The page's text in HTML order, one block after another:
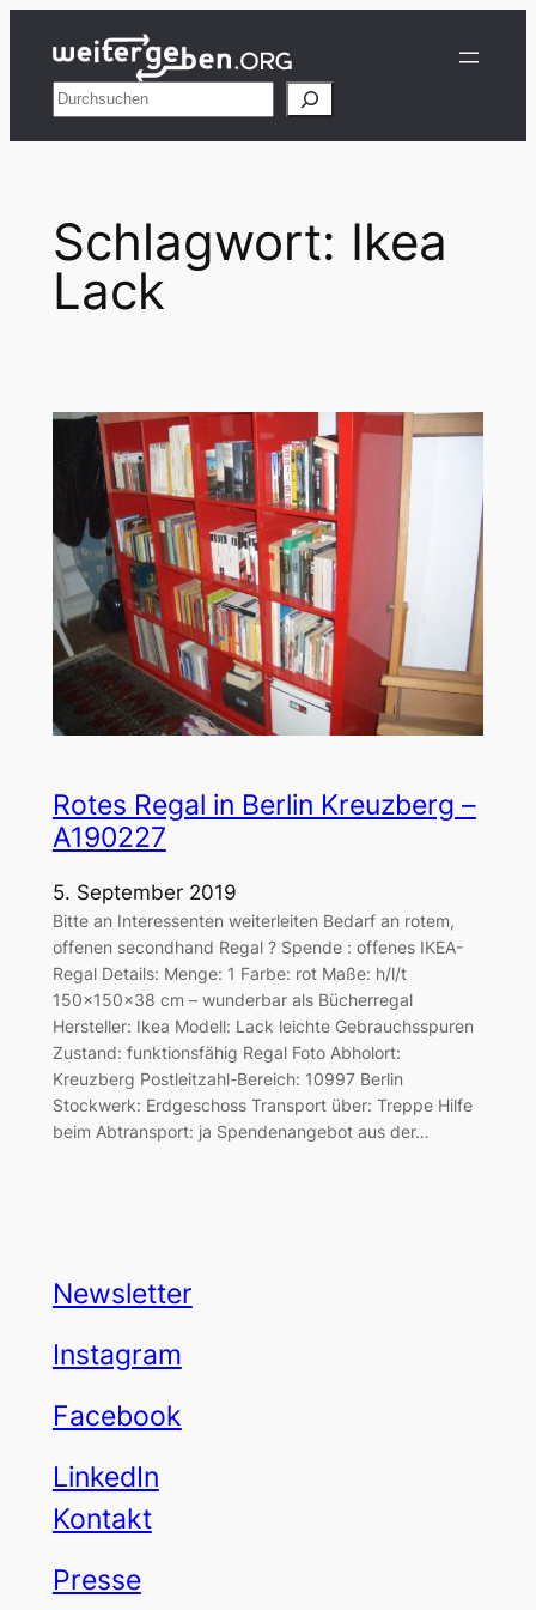
Inhalt
springenSuchen
Schlagwort: Ikea
Lack
Rotes Regal in Berlin Kreuzberg –
A190227
5. September 2019
Bitte an Interessenten weiterleiten Bedarf an rotem,
offenen secondhand Regal ? Spende : offenes IKEA-
Regal Details: Menge: 1 Farbe: rot Maße: h/l/t
150x150x38 cm – wunderbar als Bücherregal
Hersteller: Ikea Modell: Lack leichte Gebrauchsspuren
Zustand: funktionsfähig Regal Foto Abholort:
Kreuzberg Postleitzahl-Bereich: 10997 Berlin
Stockwerk: Erdgeschoss Transport über: Treppe Hilfe
beim Abtransport: ja Spendenangebot aus der…
Newsletter
Instagram
Facebook
LinkedIn
Kontakt
Presse